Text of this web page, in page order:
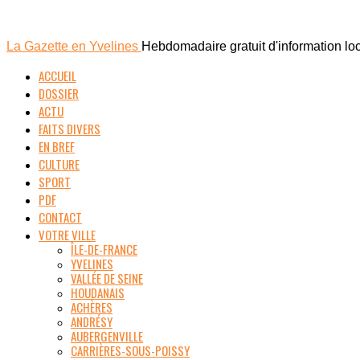
La Gazette en Yvelines Hebdomadaire gratuit d'information
ACCUEIL
DOSSIER
ACTU
FAITS DIVERS
EN BREF
CULTURE
SPORT
PDF
CONTACT
VOTRE VILLE
ÎLE-DE-FRANCE
YVELINES
VALLÉE DE SEINE
HOUDANAIS
ACHÈRES
ANDRÉSY
AUBERGENVILLE
CARRIÈRES-SOUS-POISSY